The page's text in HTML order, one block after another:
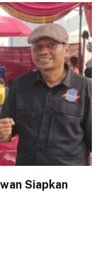
Siapkan